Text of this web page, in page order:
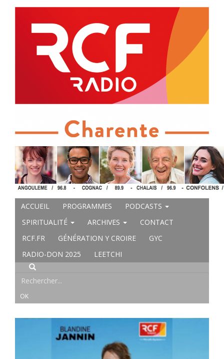
ACCUEIL PROGRAMMES
PODCASTS
SPIRITUALITÉ
ARCHIVES
CONTACT
RCF.FR
GÉNÉRATION Y CROIRE
GYC
RADIO-DON 2025
LEETCHI